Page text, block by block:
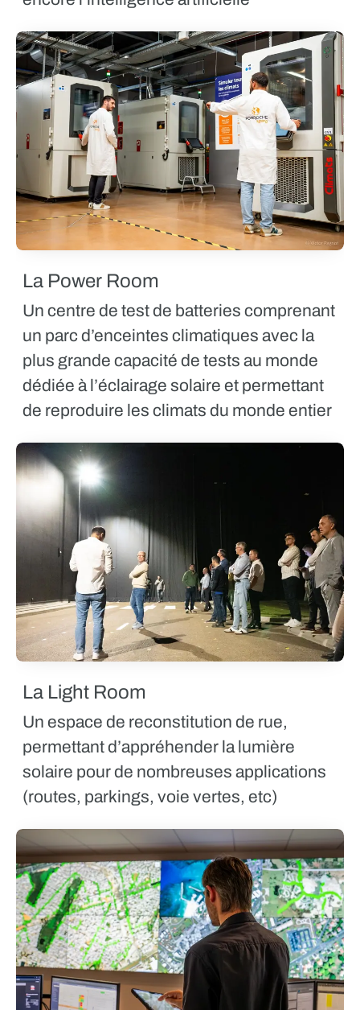
La Power Room
Un centre de test de batteries comprenant
un parc d’enceintes climatiques avec la
plus grande capacité de tests au monde
dédiée à l’éclairage solaire et permettant
de reproduire les climats du monde entier
La Light Room
Un espace de reconstitution de rue,
permettant d’appréhender la lumière
solaire pour de nombreuses applications
(routes, parkings, voie vertes, etc)